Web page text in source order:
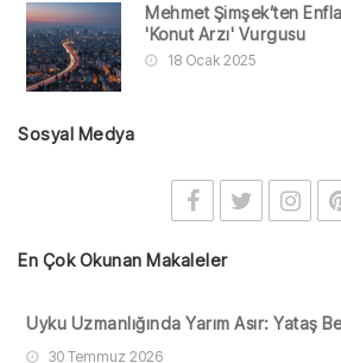
Mehmet Şimşek’ten
'Konut Arzı' Vurgusu
18 Ocak 2025
Sosyal Medya
En Çok Okunan Makaleler
Uyku Uzmanlığında Yarım Asır: Yataş
30 Temmuz 2026